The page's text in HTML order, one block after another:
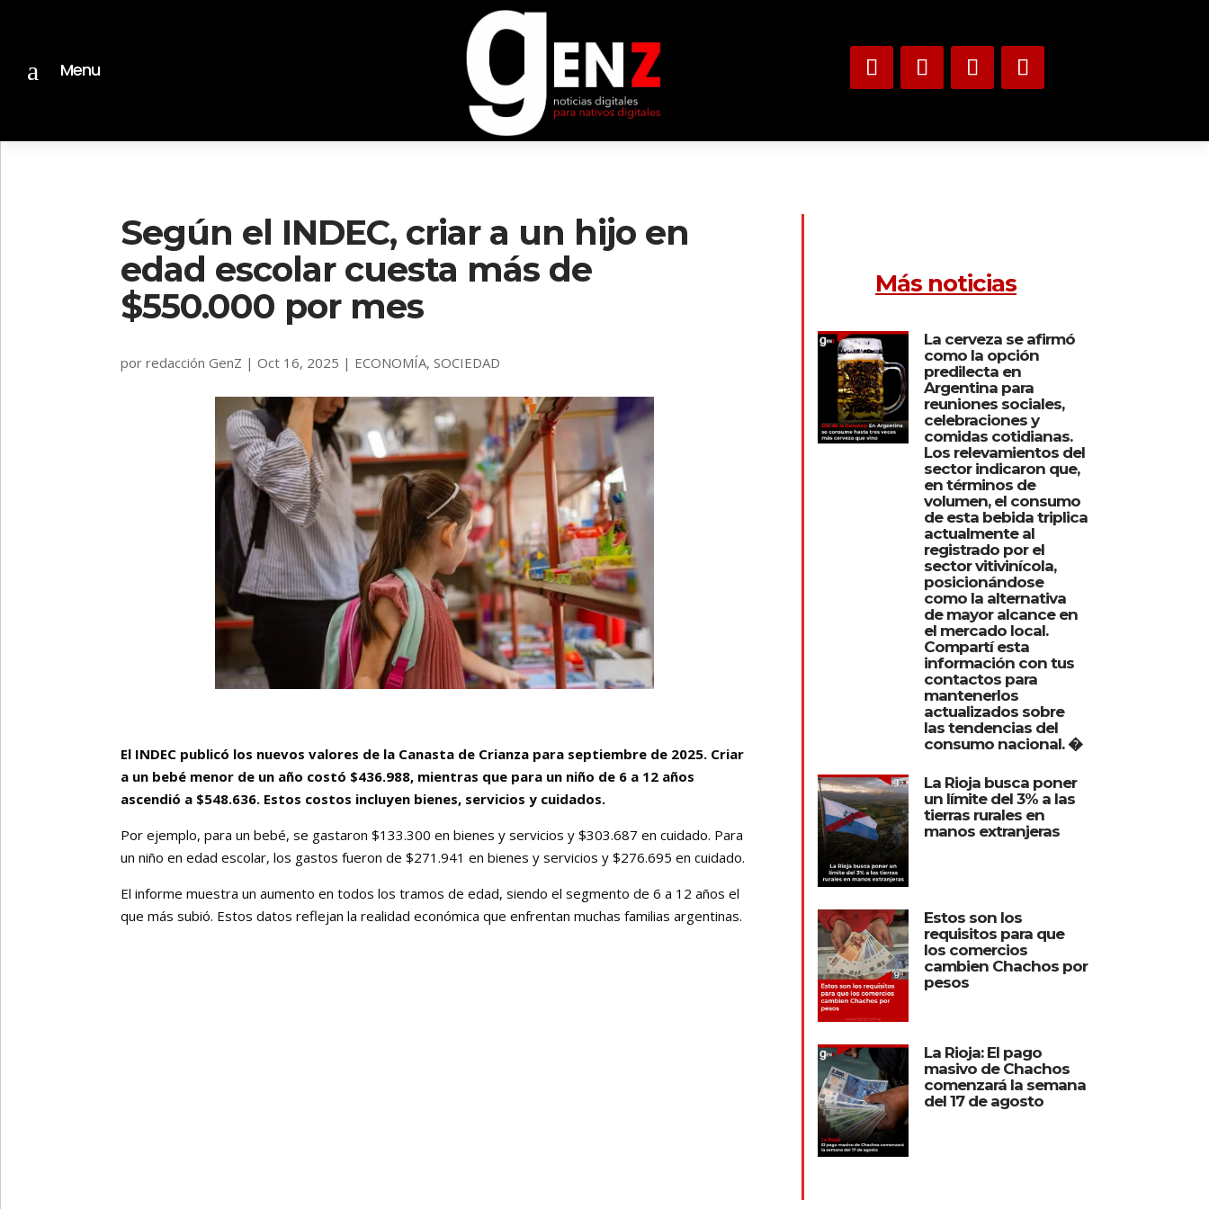
a Menu
Según el INDEC, criar a un hijo en
edad escolar cuesta más de
$550.000 por mes
porredacción GenZ |Oct 16, 2025 | ECONOMÍA,SOCIEDAD
El INDEC publicó los nuevos valores de la Canasta de Crianza para septiembre de 2025. Criar
a un bebé menor de un año costó $436.988, mientras que para un niño de 6 a 12 años
ascendió a $548.636. Estos costos incluyen bienes, servicios y cuidados.
Por ejemplo, para un bebé, se gastaron $133.300 en bienes y servicios y $303.687 en cuidado. Para
un niño en edad escolar, los gastos fueron de $271.941 en bienes y servicios y $276.695 en cuidado.
El informe muestra un aumento en todos los tramos de edad, siendo el segmento de 6 a 12 años el
que más subió. Estos datos reflejan la realidad económica que enfrentan muchas familias argentinas.
Más noticias
La cerveza se afirmó
como la opción
predilecta en
Argentina para
reuniones sociales,
celebraciones y
comidas cotidianas.
Los relevamientos del
sector indicaron que,
en términos de
volumen, el consumo
de esta bebida triplica
actualmente al
registrado por el
sector vitivinícola,
posicionándose
como la alternativa
de mayor alcance en
el mercado local.
Compartí esta
información con tus
contactos para
mantenerlos
actualizados sobre
las tendencias del
consumo nacional. �
La Rioja busca poner
un límite del 3% a las
tierras rurales en
manos extranjeras
Estos son los
requisitos para que
los comercios
cambien Chachos por
pesos
La Rioja: El pago
masivo de Chachos
comenzará la semana
del 17 de agosto